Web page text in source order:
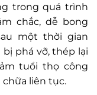
trong quá trình
chắc, dễ bong
một thời gian
phá vỡ, thép lại
tuổi thọ công
chữa liên tục.